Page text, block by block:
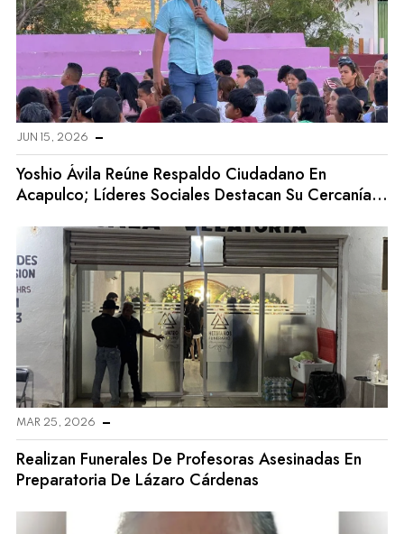
JUN 15, 2026
Yoshio Ávila Reúne Respaldo Ciudadano En
Acapulco; Líderes Sociales Destacan Su Cercanía
MAR 25, 2026
Realizan Funerales De Profesoras Asesinadas En
Preparatoria De Lázaro Cárdenas